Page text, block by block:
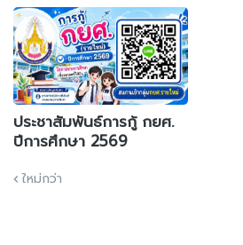
ประชาสัมพันธ์การกู้ กยศ.
ปีการศึกษา 2569
ใหม่กว่า